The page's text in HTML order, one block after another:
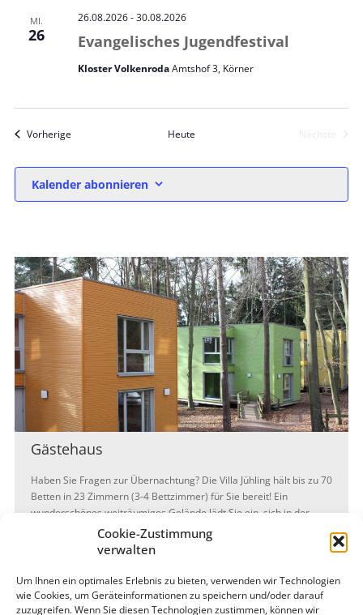
Cookie-Zustimmung
verwalten
Um Ihnen ein optimales Erlebnis zu bieten, verwenden wir Technologien
wie Cookies, um Geräteinformationen zu speichern und/oder darauf
zuzugreifen. Wenn Sie diesen Technologien zustimmen, können wir
MI.
26 Evangelisches Jugendfestival
26.08.2026-30.08.2026
Kloster VolkenrodaAmtshof 3, Körner
Vorherige Heute
Kalender abonnieren
Gästehaus
Haben Sie Fragen zur Übernachtung? Die Villa Jühling hält bis zu 70
Betten in 23 Zimmern (3-4 Bettzimmer) für Sie bereit! Ein
wunderschönes weiträumiges Gelände lädt Sie ein, sich in der
Natur zu erholen. Vier Seminarräume erwarten Sie, darin
konzentriert zu arbeiten.